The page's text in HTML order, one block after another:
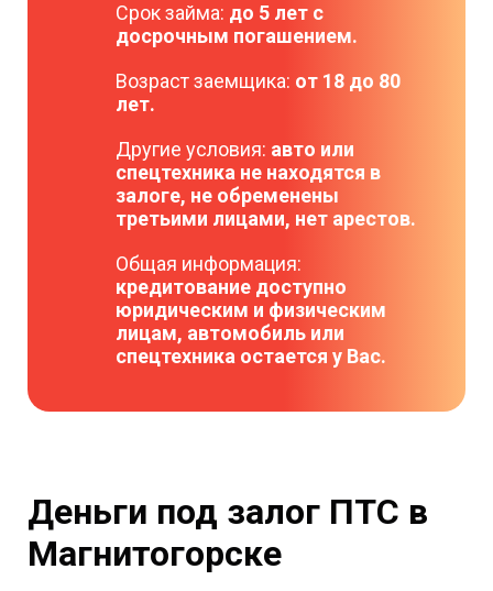
Срок займа: до 5 лет с
досрочным погашением.
Возраст заемщика: от 18 до 80
лет.
Другие условия: авто или
спецтехника не находятся в
залоге, не обременены
третьими лицами, нет арестов.
Общая информация:
кредитование доступно
юридическим и физическим
лицам, автомобиль или
спецтехника остается у Вас.
Деньги под залог ПТС в
Магнитогорске